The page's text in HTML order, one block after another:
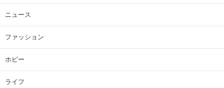
ニュース
ファッション
ホビー
ライフ